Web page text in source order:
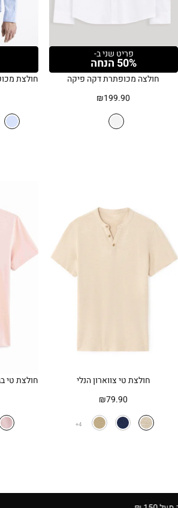
פריט שני ב-
50% הנחה
חולצה מכופתרת דקה פיקה
₪199.90
חולצת טי צווארון הנלי
₪79.90
4